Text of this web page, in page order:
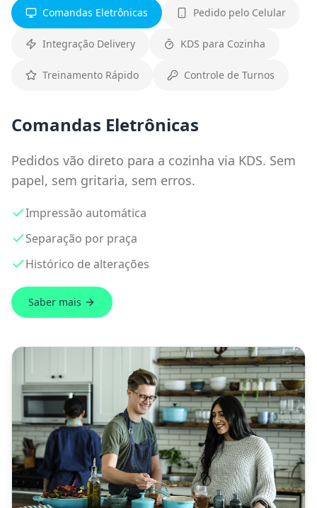
Comandas Eletrônicas Pedido pelo Celular
Integração Delivery KDS para Cozinha
Treinamento Rápido Controle de Turnos
Comandas Eletrônicas
Pedidos vão direto para a cozinha via KDS. Sem
papel, sem gritaria, sem erros.
Impressão automática
Separação por praça
Histórico de alterações
Saber mais